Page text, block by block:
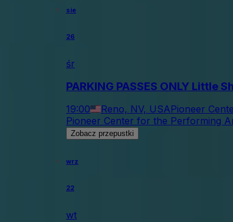
sie
26
śr
PARKING PASSES ONLY Little
19:00 Reno, NV, USAPioneer
Pioneer Center for the Performing
Zobacz przepustki
wrz
22
wt